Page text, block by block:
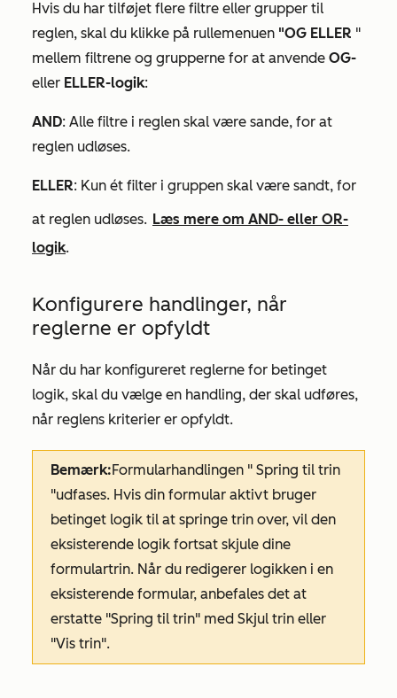
Hvis du har tilføjet flere filtre eller grupper til
reglen, skal du klikke på rullemenuen "OG ELLER "
mellem filtrene og grupperne for at anvende OG-
eller ELLER-logik:
AND: Alle filtre i reglen skal være sande, for at
reglen udløses.
ELLER: Kun ét filter i gruppen skal være sandt, for
at reglen udløses. Læs mere om AND- eller OR-
logik.
Konfigurere handlinger, når
reglerne er opfyldt
Når du har konfigureret reglerne for betinget
logik, skal du vælge en handling, der skal udføres,
når reglens kriterier er opfyldt.
Bemærk:Formularhandlingen " Spring til trin
"udfases. Hvis din formular aktivt bruger
betinget logik til at springe trin over, vil den
eksisterende logik fortsat skjule dine
formulartrin. Når du redigerer logikken i en
eksisterende formular, anbefales det at
erstatte "Spring til trin" med Skjul trin eller
"Vis trin".